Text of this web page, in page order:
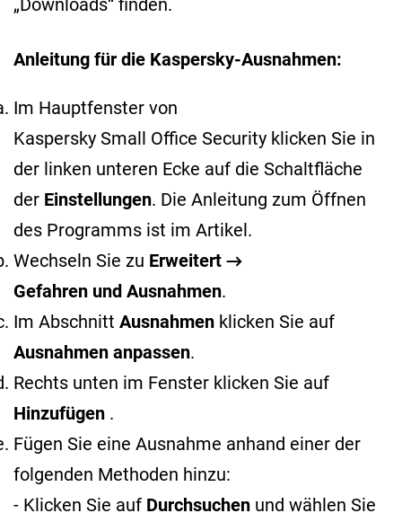
„Downloads“ finden.
Anleitung für die Kaspersky-Ausnahmen:
Im Hauptfenster von
Kaspersky Small Office Security klicken Sie in
der linken unteren Ecke auf die Schaltfläche
der Einstellungen. Die Anleitung zum Öffnen
des Programms ist im Artikel.
Wechseln Sie zu Erweitert →
Gefahren und Ausnahmen.
Im Abschnitt Ausnahmen klicken Sie auf
Ausnahmen anpassen.
Rechts unten im Fenster klicken Sie auf
Hinzufügen .
Fügen Sie eine Ausnahme anhand einer der
folgenden Methoden hinzu:
- Klicken Sie auf Durchsuchen und wählen Sie